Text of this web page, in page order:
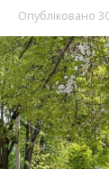
Опубліковано